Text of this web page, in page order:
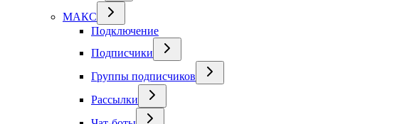
МАКС
Подключение
Подписчики
Группы подписчиков
Рассылки